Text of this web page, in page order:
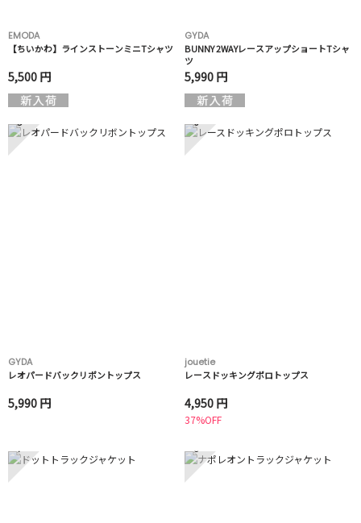
EMODA
【ちいかわ】ラインストーンミニTシャツ
5,500 円
GYDA
BUNNY 2WAYレースアップショートTシャ
ツ
5,990 円
5
GYDA
レオパードバックリボントップス
5,990 円
6
jouetie
レースドッキングポロトップス
4,950 円
37%OFF
7 8